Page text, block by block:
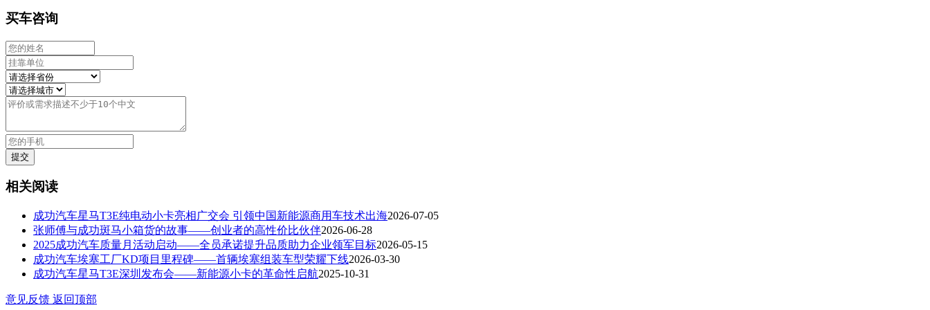
买车咨询
相关阅读
成功汽车星马T3E纯电动小卡亮相广交会 引领中国新能源商用车技术出海2026-07-05
张师傅与成功斑马小箱货的故事——创业者的高性价比伙伴2026-06-28
2025成功汽车质量月活动启动——全员承诺提升品质助力企业领军目标2026-05-15
成功汽车埃塞工厂KD项目里程碑——首辆埃塞组装车型荣耀下线2026-03-30
成功汽车星马T3E深圳发布会——新能源小卡的革命性启航2025-10-31
意见反馈 返回顶部